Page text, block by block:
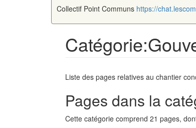
Collectif Point Communs https://
Liste des pages relatives au chantier
Pages dans la
Cette catégorie comprend 21 pages,